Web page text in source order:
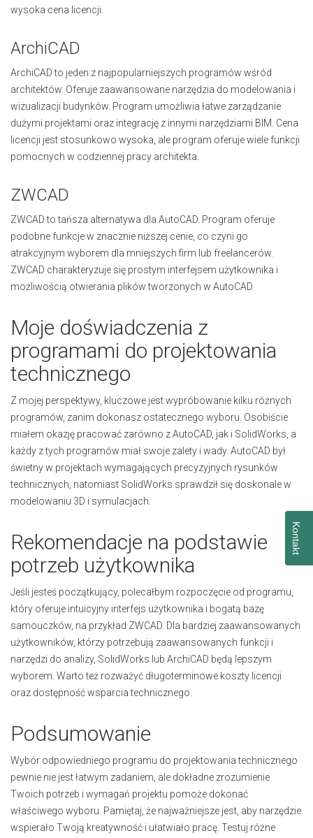
wysoka cena licencji.
ArchiCAD
ArchiCAD to jeden z najpopularniejszych programów wśród
architektów. Oferuje zaawansowane narzędzia do modelowania i
wizualizacji budynków. Program umożliwia łatwe zarządzanie
dużymi projektami oraz integrację z innymi narzędziami BIM. Cena
licencji jest stosunkowo wysoka, ale program oferuje wiele funkcji
pomocnych w codziennej pracy architekta.
ZWCAD
ZWCAD to tańsza alternatywa dla AutoCAD. Program oferuje
podobne funkcje w znacznie niższej cenie, co czyni go
atrakcyjnym wyborem dla mniejszych firm lub freelancerów.
ZWCAD charakteryzuje się prostym interfejsem użytkownika i
możliwością otwierania plików tworzonych w AutoCAD.
Moje doświadczenia z
programami do projektowania
technicznego
Z mojej perspektywy, kluczowe jest wypróbowanie kilku różnych
programów, zanim dokonasz ostatecznego wyboru. Osobiście
miałem okazję pracować zarówno z AutoCAD, jak i SolidWorks, a
każdy z tych programów miał swoje zalety i wady. AutoCAD był
świetny w projektach wymagających precyzyjnych rysunków
technicznych, natomiast SolidWorks sprawdził się doskonale w
modelowaniu 3D i symulacjach.
Rekomendacje na podstawie
potrzeb użytkownika
Jeśli jesteś początkujący, polecałbym rozpoczęcie od programu,
który oferuje intuicyjny interfejs użytkownika i bogatą bazę
samouczków, na przykład ZWCAD. Dla bardziej zaawansowanych
użytkowników, którzy potrzebują zaawansowanych funkcji i
narzędzi do analizy, SolidWorks lub ArchiCAD będą lepszym
wyborem. Warto też rozważyć długoterminowe koszty licencji
oraz dostępność wsparcia technicznego.
Podsumowanie
Wybór odpowiedniego programu do projektowania technicznego
pewnie nie jest łatwym zadaniem, ale dokładne zrozumienie
Twoich potrzeb i wymagań projektu pomoże dokonać
właściwego wyboru. Pamiętaj, że najważniejsze jest, aby narzędzie
wspierało Twoją kreatywność i ułatwiało pracę. Testuj różne
Kontakt